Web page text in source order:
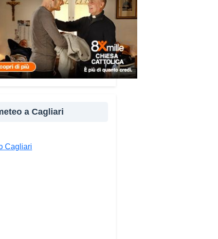
Pace e del Mediterraneo”,
che promuove il dialogo e
tra le diverse
del bacino mediterraneo.
testimonianze quella di Thea,
libanese del Consiglio dei
di volontariato: è
per costruire relazioni
capace di unire persone
a Cagliari
Cagliari